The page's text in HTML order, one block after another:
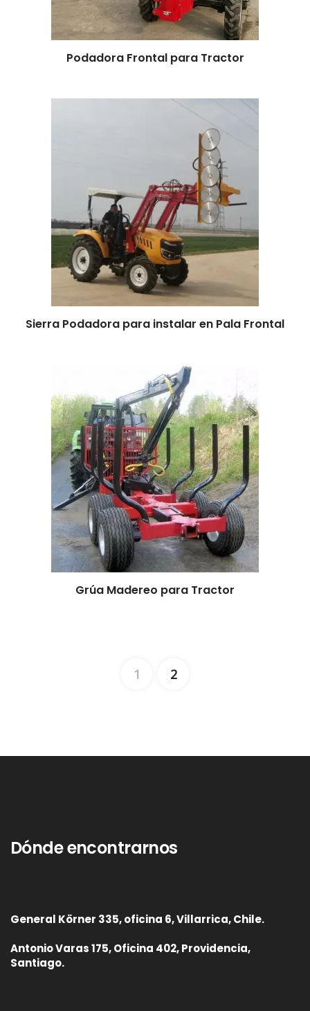
Podadora Frontal para Tractor
Sierra Podadora para instalar en Pala Frontal
Grúa Madereo para Tractor
1 2
Dónde encontrarnos
General Körner 335, oficina 6, Villarrica, Chile.
Antonio Varas 175, Oficina 402, Providencia,
Santiago.